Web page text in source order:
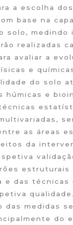
a escolha
base na
solo, medindo
realizadas
avaliar a
e
do solo
húmicas e
as áreas
da
estruturais
e das técnicas
das medidas
do